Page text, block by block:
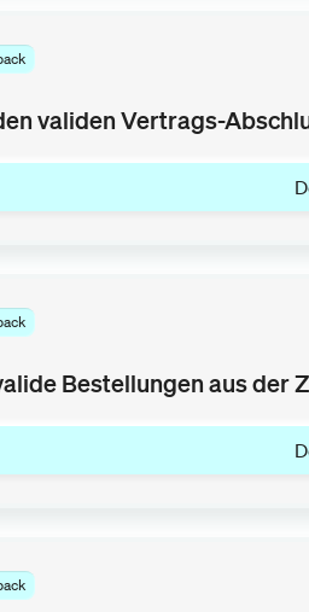
validen Vertrags-
Bestellungen aus der